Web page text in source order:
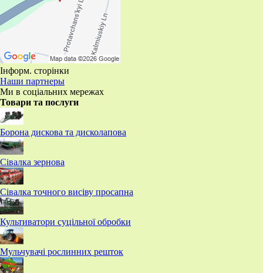
Інформ. сторінки
Наши партнеры
Ми в соціальних мережах
Товари та послуги
Борона дискова та дисколапова
Сівалка зернова
Сівалка точного висіву просапна
Культиватори суцільної обробки
Мульчувачі рослинних решток